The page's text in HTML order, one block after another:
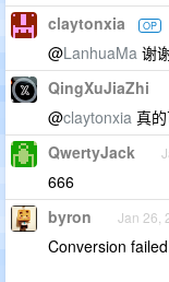
claytonxia OP
@LanhuaMa 谢
QingXuJiaZhi
@claytonxia 真的
QwertyJack
666
byron Jan 26,
Conversion